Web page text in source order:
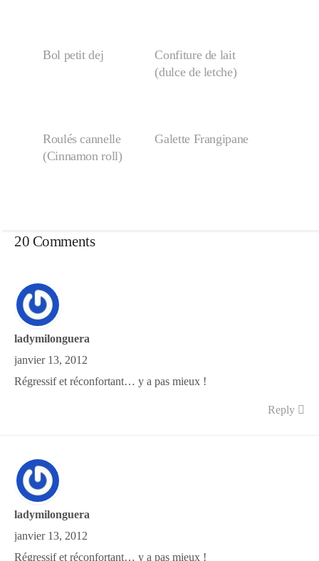
Bol petit dej
Confiture de lait
(dulce de letche)
Roulés cannelle
(Cinnamon roll)
Galette Frangipane
20 Comments
ladymilonguera
janvier 13, 2012
Régressif et réconfortant… y a pas mieux !
Reply
ladymilonguera
janvier 13, 2012
Régressif et réconfortant… y a pas mieux !